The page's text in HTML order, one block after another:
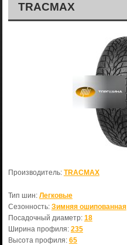
TRACMAX
Производитель: TRACMAX
Тип шин: Легковые
Сезонность: Зимняя ошипованная
Посадочный диаметр: 18
Ширина профиля: 235
Высота профиля: 65